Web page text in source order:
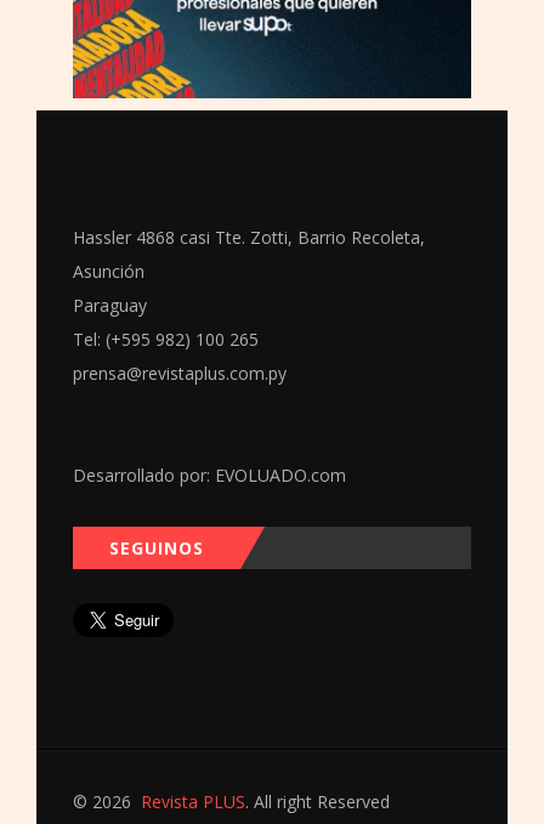
Hassler 4868 casi Tte. Zotti, Barrio Recoleta,
Asunción
Paraguay
Tel: (+595 982) 100 265
prensa@revistaplus.com.py
Desarrollado por: EVOLUADO.com
SEGUINOS
© 2026 Revista PLUS. All right Reserved